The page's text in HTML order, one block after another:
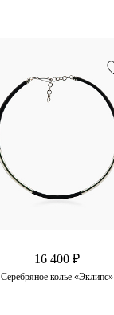
16 400 ₽
Серебряное колье «Эклипс»